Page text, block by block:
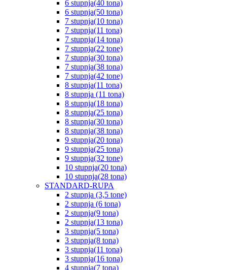
6 stupnja(40 tona)
6 stupnja(50 tona)
7 stupnja(10 tona)
7 stupnja(11 tona)
7 stupnja(14 tona)
7 stupnja(22 tone)
7 stupnja(30 tona)
7 stupnja(38 tona)
7 stupnja(42 tone)
8 stupnja(11 tona)
8 stupnja (11 tona)
8 stupnja(18 tona)
8 stupnja(25 tona)
8 stupnja(30 tona)
8 stupnja(38 tona)
9 stupnja(20 tona)
9 stupnja(25 tona)
9 stupnja(32 tone)
10 stupnja(20 tona)
10 stupnja(28 tona)
STANDARD-RUPA
2 stupnja (3,5 tone)
2 stupnja (6 tona)
2 stupnja(9 tona)
2 stupnja(13 tona)
3 stupnja(5 tona)
3 stupnja(8 tona)
3 stupnja(11 tona)
3 stupnja(16 tona)
4 stupnja(7 tona)